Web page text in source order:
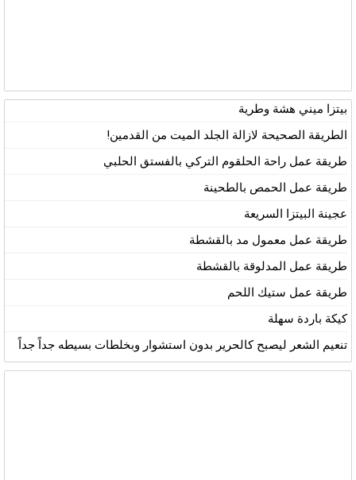
بيتزا ميني هشة وطرية
الطريقة الصحيحة لازالة الجلد الميت من القدمين!
طريقة عمل راحة الحلقوم التركي بالفستق الحلبي
طريقة عمل الحمص بالطحينة
عجينة البيتزا السريعة
طريقة عمل معمول مد بالقشطة
طريقة عمل المدلوقة بالقشطة
طريقة عمل ستيك اللحم
كيكة باردة سهلة
تنعيم الشعر ليصبح كالحرير بدون استشوار وبخلطات بسيطه جداً جداً